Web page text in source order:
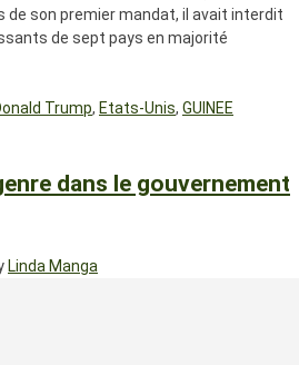
de son premier mandat, il avait interdit
de sept pays en majorité
Trump, Etats-Unis, GUINEE
dans le gouvernement
Linda Manga